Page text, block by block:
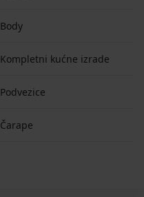
Body
Kompletni kućne izrade
Podvezice
Čarape